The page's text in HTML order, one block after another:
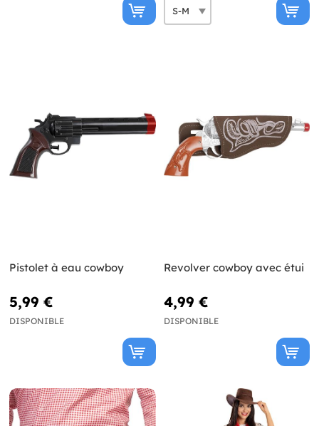
Pistolet à eau cowboy
5,99 €
DISPONIBLE
Revolver cowboy avec étui
4,99 €
DISPONIBLE